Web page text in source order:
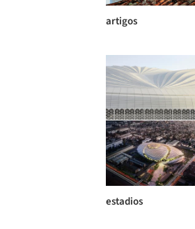
artigos
estadios